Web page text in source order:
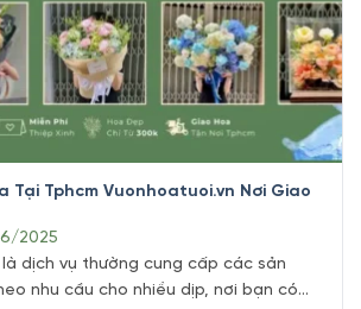
Tại Tphcm Vuonhoatuoi.vn Nơi Giao
2025
dịch vụ thường cung cấp các sản
nhu cầu cho nhiều dịp, nơi bạn có